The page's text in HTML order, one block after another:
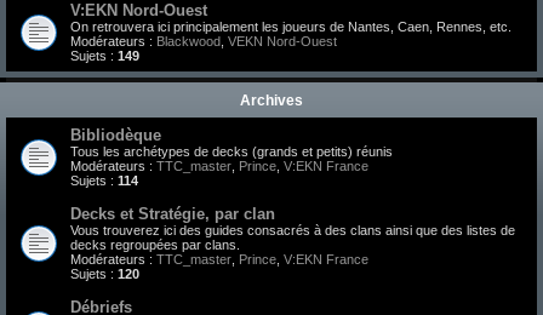
V:EKN Nord-Ouest
On retrouvera ici principalement les joueurs de Nantes, Caen, Rennes, etc.
Modérateurs : Blackwood VEKN Nord-Ouest
Sujets : 149
Archives
Bibliodèque
Tous les archétypes de decks (grands et petits) réunis
Modérateurs : TTC_master Prince V:EKN France
Sujets : 114
Decks et Stratégie, par clan
Vous trouverez ici des guides consacrés à des clans ainsi que des listes de
decks regroupées par clans.
Modérateurs : TTC_master Prince V:EKN France
Sujets : 120
Débriefs